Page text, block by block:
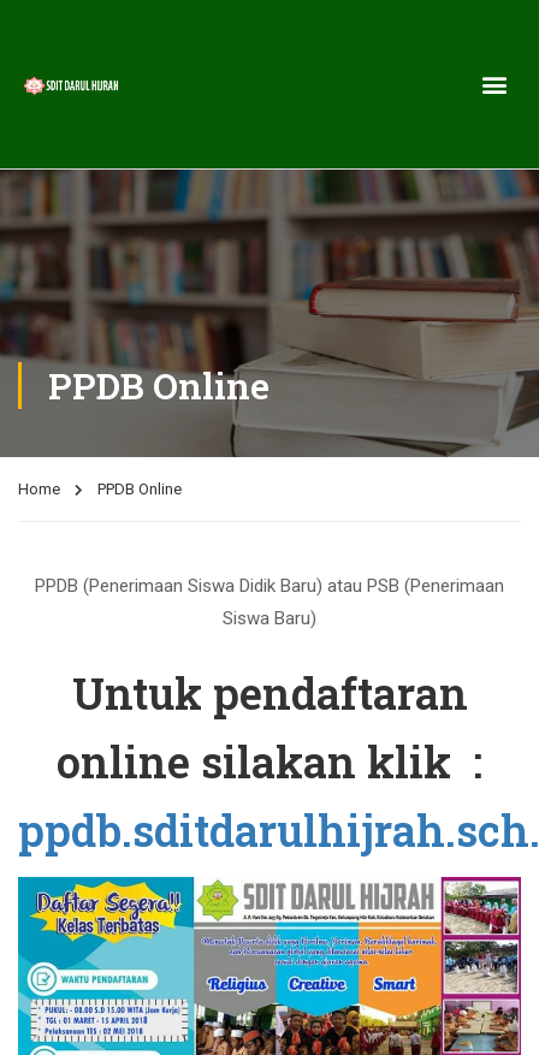
PPDB Online
Home PPDB Online
PPDB (Penerimaan Siswa Didik Baru) atau PSB (Penerimaan
Siswa Baru)
Untuk pendaftaran
online silakan klik :